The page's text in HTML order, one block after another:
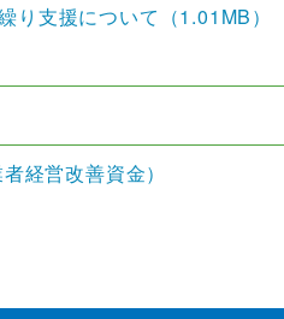
り支援について（1.01MB）
経営改善資金）